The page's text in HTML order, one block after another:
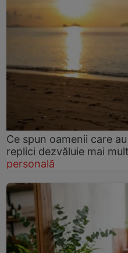
Ce spun oamenii care
replici dezvăluie mai
personală